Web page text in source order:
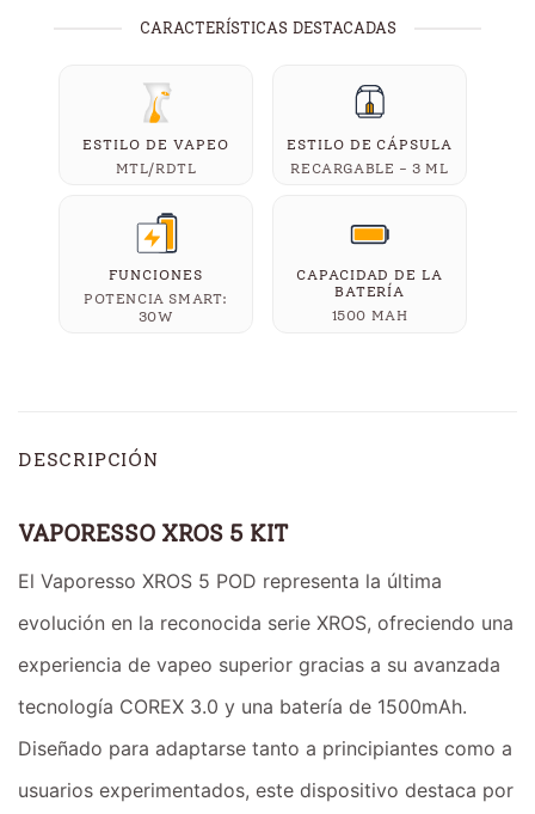
CARACTERÍSTICAS DESTACADAS
ESTILO DE VAPEO
MTL/RDTL
ESTILO DE CÁPSULA
RECARGABLE - 3 ML
FUNCIONES
POTENCIA SMART:
30W
CAPACIDAD DE LA
BATERÍA
1500 MAH
DESCRIPCIÓN
VAPORESSO XROS 5 KIT
El Vaporesso XROS 5 POD representa la última
evolución en la reconocida serie XROS, ofreciendo una
experiencia de vapeo superior gracias a su avanzada
tecnología COREX 3.0 y una batería de 1500mAh.
Diseñado para adaptarse tanto a principiantes como a
usuarios experimentados, este dispositivo destaca por